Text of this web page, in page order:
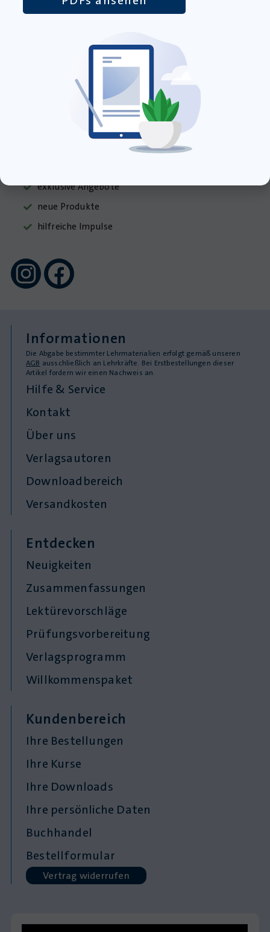
08395 93035
Sie erreichen unser Kundentelefon
Montag bis Freitag von 8:00 – 16:00 Uhr
Newsletter abonnieren
exklusive Angebote
neue Produkte
hilfreiche Impulse
Informationen
Die Abgabe bestimmter Lehrmaterialien erfolgt gemäß unseren
AGB ausschließlich an Lehrkräfte. Bei Erstbestellungen dieser
Artikel fordern wir einen Nachweis an.
Hilfe & Service
Kontakt
Über uns
Verlagsautoren
Downloadbereich
Versandkosten
Entdecken
Neuigkeiten
Zusammenfassungen
Lektürevorschläge
Prüfungsvorbereitung
Verlagsprogramm
Willkommenspaket
Kundenbereich
Ihre Bestellungen
Ihre Kurse
Ihre Downloads
Ihre persönliche Daten
Buchhandel
Bestellformular
Vertrag widerrufen